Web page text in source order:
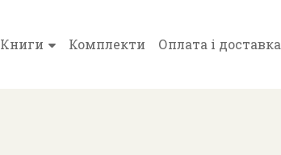
Книги Комплекти Оплата і доставка